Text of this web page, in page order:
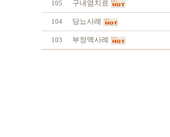
105 구내염치료
104 당뇨사례
103 부정맥사례